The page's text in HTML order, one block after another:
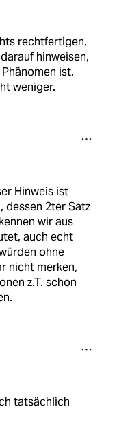
rechtfertigen,
hinweisen,
ist.
weniger.
Hinweis ist
dessen 2ter Satz
wir aus
auch echt
ohne
nicht merken,
z.T. schon
tatsächlich